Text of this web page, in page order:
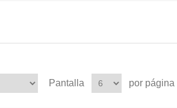
Pantalla por página